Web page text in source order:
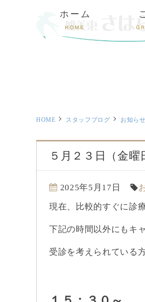
ホーム
HOME
HOME スタッフブログ お知らせ
５月２３日（金
2025年5月17日
現在、比較的すぐに診
下記の時間以外にもキ
受診を考えられている